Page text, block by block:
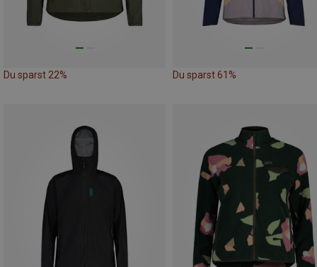
Du sparst 22% Du sparst 61%